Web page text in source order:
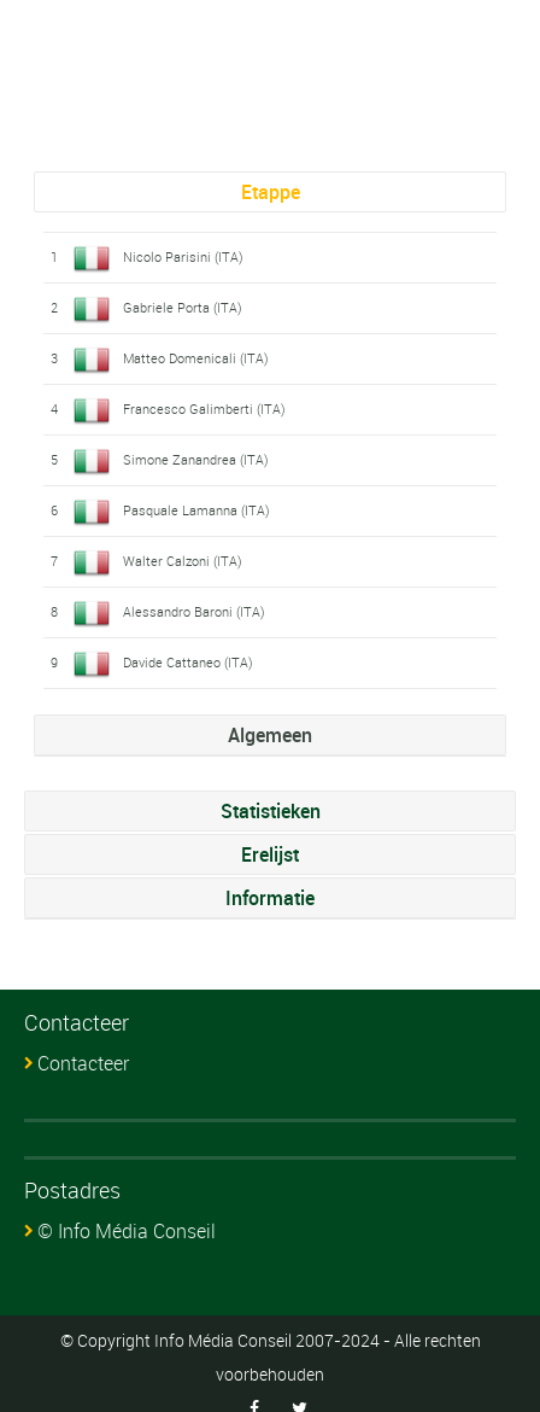
Etappe
1 Nicolo Parisini (ITA)
2 Gabriele Porta (ITA)
3 Matteo Domenicali (ITA)
4 Francesco Galimberti (ITA)
5 Simone Zanandrea (ITA)
6 Pasquale Lamanna (ITA)
7 Walter Calzoni (ITA)
8 Alessandro Baroni (ITA)
9 Davide Cattaneo (ITA)
Algemeen
Statistieken
Erelijst
Informatie
Contacteer
Contacteer
Postadres
© Info Média Conseil
© Copyright Info Média Conseil 2007-2024 - Alle rechten
voorbehouden